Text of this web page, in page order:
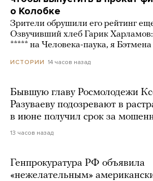
о Колобке
Зрители обрушили его рейтинг
Озвучивший хлеб Гарик
***** на Человека-паука, я
ИСТОРИИ 14 часов назад
Бывшую главу Росмолодежи
Разуваеву подозревают в
в июне получил срок за
13 часов назад
Генпрокуратура РФ объявила
«нежелательным»